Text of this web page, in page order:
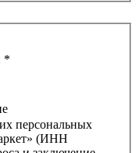
*
персональных
(ИНН